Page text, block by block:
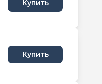
Купить
Купить